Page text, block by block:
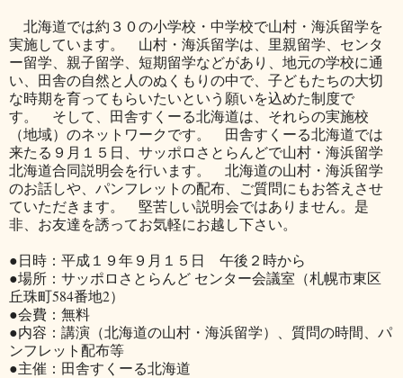
北海道では約３０の小学校・中学校で山村・海浜留学を
実施しています。 山村・海浜留学は、里親留学、センタ
ー留学、親子留学、短期留学などがあり、地元の学校に通
い、田舎の自然と人のぬくもりの中で、子どもたちの大切
な時期を育ってもらいたいという願いを込めた制度で
す。 そして、田舎すくーる北海道は、それらの実施校
（地域）のネットワークです。 田舎すくーる北海道では
来たる９月１５日、サッポロさとらんどで山村・海浜留学
北海道合同説明会を行います。 北海道の山村・海浜留学
のお話しや、パンフレットの配布、ご質問にもお答えさせ
ていただきます。 堅苦しい説明会ではありません。是
非、お友達を誘ってお気軽にお越し下さい。
●日時：平成１９年９月１５日 午後２時から
●場所：サッポロさとらんど センター会議室（札幌市東区
丘珠町584番地2）
●会費：無料
●内容：講演（北海道の山村・海浜留学）、質問の時間、パ
ンフレット配布等
●主催：田舎すくーる北海道